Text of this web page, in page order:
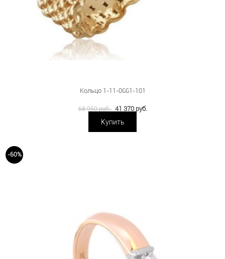
Кольцо 1-11-0661-101
68 950 руб. 41 370 руб.
Купить
-60%